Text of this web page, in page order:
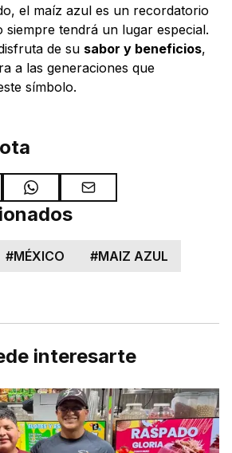
el maíz azul es un recordatorio
siempre tendrá un lugar especial.
de su sabor y beneficios,
a las generaciones que
símbolo.
#MÉXICO #MAIZ AZUL
interesarte